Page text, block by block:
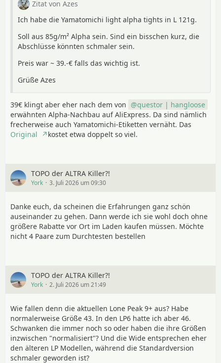
hangloose
AliExpress. Da sind nämlich frecherweise auch
Yamatomichi-Etiketten vernäht. Das
kostet etwa doppelt so viel.
Das kann durchaus sein. Sind trotzdem warm und
wiegen wenig.
Zitat von Azes
Ich habe die Yamatomichi light alpha tights in L 121g.
Soll aus 85g/m² Alpha sein. Sind ein bisschen kurz, die
Abschlüsse könnten schmaler sein.
Preis war ~ 39.-€ falls das wichtig ist.
Grüße Azes
39€ klingt aber eher nach dem von
questor | hangloose
erwähnten Alpha-Nachbau auf AliExpress. Da sind nämlich
frecherweise auch Yamatomichi-Etiketten vernäht. Das
Original
kostet etwa doppelt so viel.
TOPO der ALTRA Killer?!
York 3. Juli 2026 um 09:30
Danke euch, da scheinen die Erfahrungen ganz schön
auseinander zu gehen. Dann werde ich sie wohl doch ohne
größere Rabatte vor Ort im Laden kaufen müssen. Möchte
nicht 4 Paare zum Durchtesten bestellen
TOPO der ALTRA Killer?!
York 2. Juli 2026 um 21:49
Wie fallen denn die aktuellen Lone Peak 9+ aus? Habe
normalerweise Größe 43. In den LP6 hatte ich aber 46.
Schwanken die immer noch so oder haben die ihre Größen
inzwischen "normalisiert"? Und die Wide entsprechen eher
den älteren LP Modellen, während die Standardversion
schmaler geworden ist?